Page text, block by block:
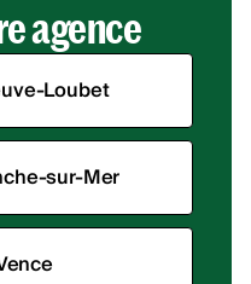
agence
Loubet
sur-Mer